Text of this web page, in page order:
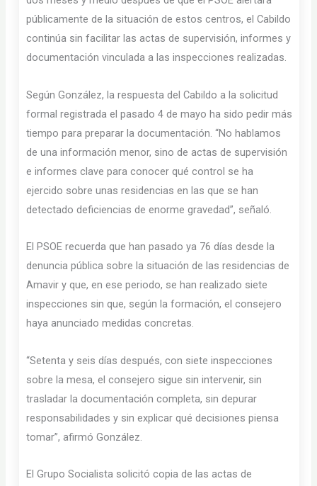
públicamente de la situación de estos centros, el Cabildo
continúa sin facilitar las actas de supervisión, informes y
documentación vinculada a las inspecciones realizadas.
Según González, la respuesta del Cabildo a la solicitud
formal registrada el pasado 4 de mayo ha sido pedir más
tiempo para preparar la documentación. “No hablamos
de una información menor, sino de actas de supervisión
e informes clave para conocer qué control se ha
ejercido sobre unas residencias en las que se han
detectado deficiencias de enorme gravedad”, señaló.
El PSOE recuerda que han pasado ya 76 días desde la
denuncia pública sobre la situación de las residencias de
Amavir y que, en ese periodo, se han realizado siete
inspecciones sin que, según la formación, el consejero
haya anunciado medidas concretas.
“Setenta y seis días después, con siete inspecciones
sobre la mesa, el consejero sigue sin intervenir, sin
trasladar la documentación completa, sin depurar
responsabilidades y sin explicar qué decisiones piensa
tomar”, afirmó González.
El Grupo Socialista solicitó copia de las actas de